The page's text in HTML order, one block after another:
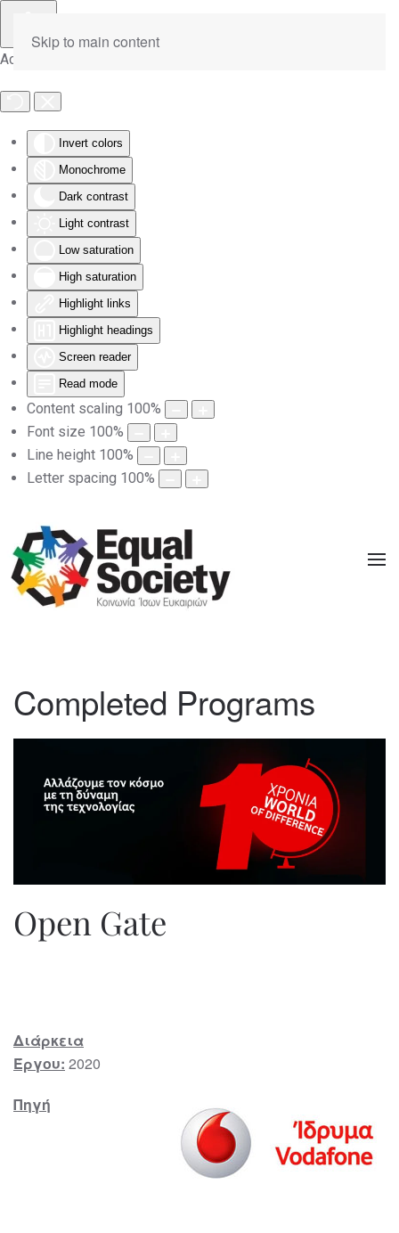
Accessibility Tools
Invert colors
Monochrome
Dark contrast
Light contrast
Low saturation
High saturation
Highlight links
Highlight headings
Screen reader
Read mode
Content scaling 100%
Font size 100%
Line height 100%
Letter spacing 100%
Skip to main content
Completed Programs
Open Gate
Διάρκεια
Έργου: 2020
Πηγή